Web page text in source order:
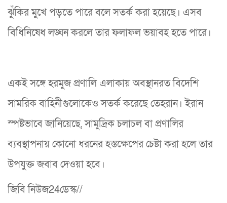
ঝুঁকির মুখে পড়তে পারে বলে সতর্ক করা হয়েছে। এসব
বিধিনিষেধ লঙ্ঘন করলে তার ফলাফল ভয়াবহ হতে পারে।
একই সঙ্গে হরমুজ প্রণালি এলাকায় অবস্থানরত বিদেশি
সামরিক বাহিনীগুলোকেও সতর্ক করেছে তেহরান। ইরান
স্পষ্টভাবে জানিয়েছে, সামুদ্রিক চলাচল বা প্রণালির
ব্যবস্থাপনায় কোনো ধরনের হস্তক্ষেপের চেষ্টা করা হলে তার
উপযুক্ত জবাব দেওয়া হবে।
জিবি নিউজ24ডেস্ক//